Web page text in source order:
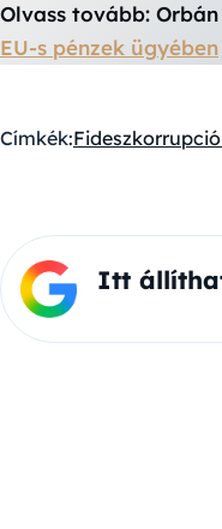
Olvass tovább:
EU-s pénzek ügyében
Címkék:Fideszkorrupció
Itt